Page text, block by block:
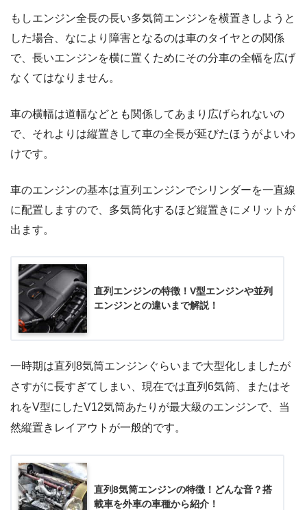
もしエンジン全長の長い多気筒エンジンを横置きしようと
した場合、なにより障害となるのは車のタイヤとの関係
で、長いエンジンを横に置くためにその分車の全幅を広げ
なくてはなりません。
車の横幅は道幅などとも関係してあまり広げられないの
で、それよりは縦置きして車の全長が延びたほうがよいわ
けです。
車のエンジンの基本は直列エンジンでシリンダーを一直線
に配置しますので、多気筒化するほど縦置きにメリットが
出ます。
直列エンジンの特徴！V型エンジンや並列
エンジンとの違いまで解説！
一時期は直列8気筒エンジンぐらいまで大型化しましたが
さすがに長すぎてしまい、現在では直列6気筒、またはそ
れをV型にしたV12気筒あたりが最大級のエンジンで、当
然縦置きレイアウトが一般的です。
直列8気筒エンジンの特徴！どんな音？搭
載車を外車の車種から紹介！